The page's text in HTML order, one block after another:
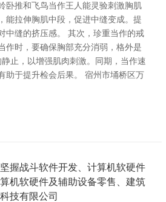
卧推和飞鸟当作王人能灵验刺激胸肌
能拉伸胸肌中段，促进中缝变成。提
中缝的挤压感。 其次，珍重当作的戒
作时，要确保胸部充分消弱，格外是
止，以增强肌肉刺激。同期，当作速
助于提升检会后果。 宿州市埇桥区万
握战斗软件开发、计算机软硬件
机软硬件及辅助设备零售、建筑
技有限公司